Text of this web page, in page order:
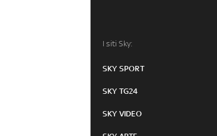
I siti Sky:
SKY SPORT
SKY TG24
SKY VIDEO